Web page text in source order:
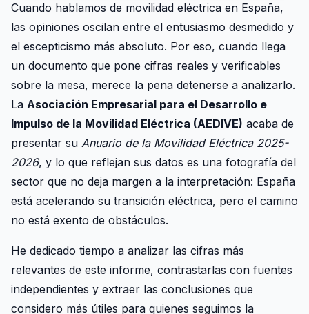
Cuando hablamos de movilidad eléctrica en España,
las opiniones oscilan entre el entusiasmo desmedido y
el escepticismo más absoluto. Por eso, cuando llega
un documento que pone cifras reales y verificables
sobre la mesa, merece la pena detenerse a analizarlo.
La Asociación Empresarial para el Desarrollo e
Impulso de la Movilidad Eléctrica (AEDIVE) acaba de
presentar su Anuario de la Movilidad Eléctrica 2025-
2026, y lo que reflejan sus datos es una fotografía del
sector que no deja margen a la interpretación: España
está acelerando su transición eléctrica, pero el camino
no está exento de obstáculos.
He dedicado tiempo a analizar las cifras más
relevantes de este informe, contrastarlas con fuentes
independientes y extraer las conclusiones que
considero más útiles para quienes seguimos la